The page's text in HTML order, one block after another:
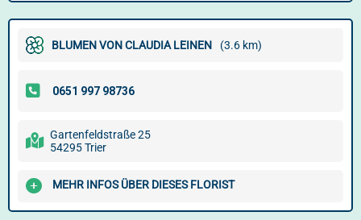
BLUMEN VON CLAUDIA LEINEN (3.6 km)
Gartenfeldstraße 25
54295 Trier
MEHR INFOS ÜBER DIESES FLORIST